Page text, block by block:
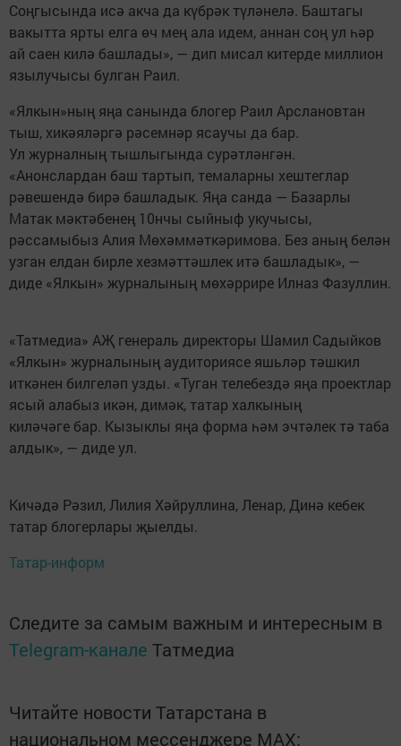
Соңгысында исә акча да күбрәк түләнелә. Баштагы
вакытта ярты елга өч мең ала идем, аннан соң ул һәр
ай саен килә башлады», — дип мисал китерде миллион
язылучысы булган Раил.
«Ялкын»ның яңа санында блогер Раил Арслановтан
тыш, хикәяләргә рәсемнәр ясаучы да бар.
Ул журналның тышлыгында сурәтләнгән.
«Анонслардан баш тартып, темаларны хештеглар
рәвешендә бирә башладык. Яңа санда — Базарлы
Матак мәктәбенең 10нчы сыйныф укучысы,
рәссамыбыз Алия Мөхәммәткәримова. Без аның белән
узган елдан бирле хезмәттәшлек итә башладык», —
диде «Ялкын» журналының мөхәррире Илназ Фазуллин.
«Татмедиа» АҖ генераль директоры Шамил Садыйков
«Ялкын» журналының аудиториясе яшьләр тәшкил
иткәнен билгеләп узды. «Туган телебездә яңа проектлар
ясый алабыз икән, димәк, татар халкының
киләчәге бар. Кызыклы яңа форма һәм эчтәлек тә таба
алдык», — диде ул.
Кичәдә Рәзил, Лилия Хәйруллина, Ленар, Динә кебек
татар блогерлары җыелды.
Татар-информ
Следите за самым важным и интересным в
Telegram-канале Татмедиа
Читайте новости Татарстана в
национальном мессенджере MАХ: